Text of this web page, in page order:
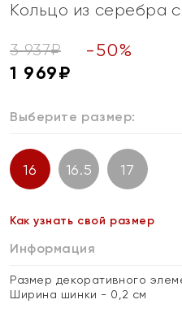
Кольцо из серебра
3 937₽ -50%
1 969₽
Выберите размер:
16 16.5 17
Как узнать свой размер
Информация
Размер декоративного
Ширина шинки - 0,2 см